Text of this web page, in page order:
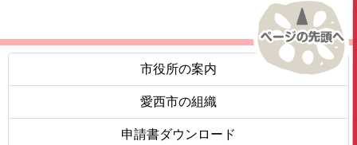
市役所の案内
愛西市の組織
申請書ダウンロード